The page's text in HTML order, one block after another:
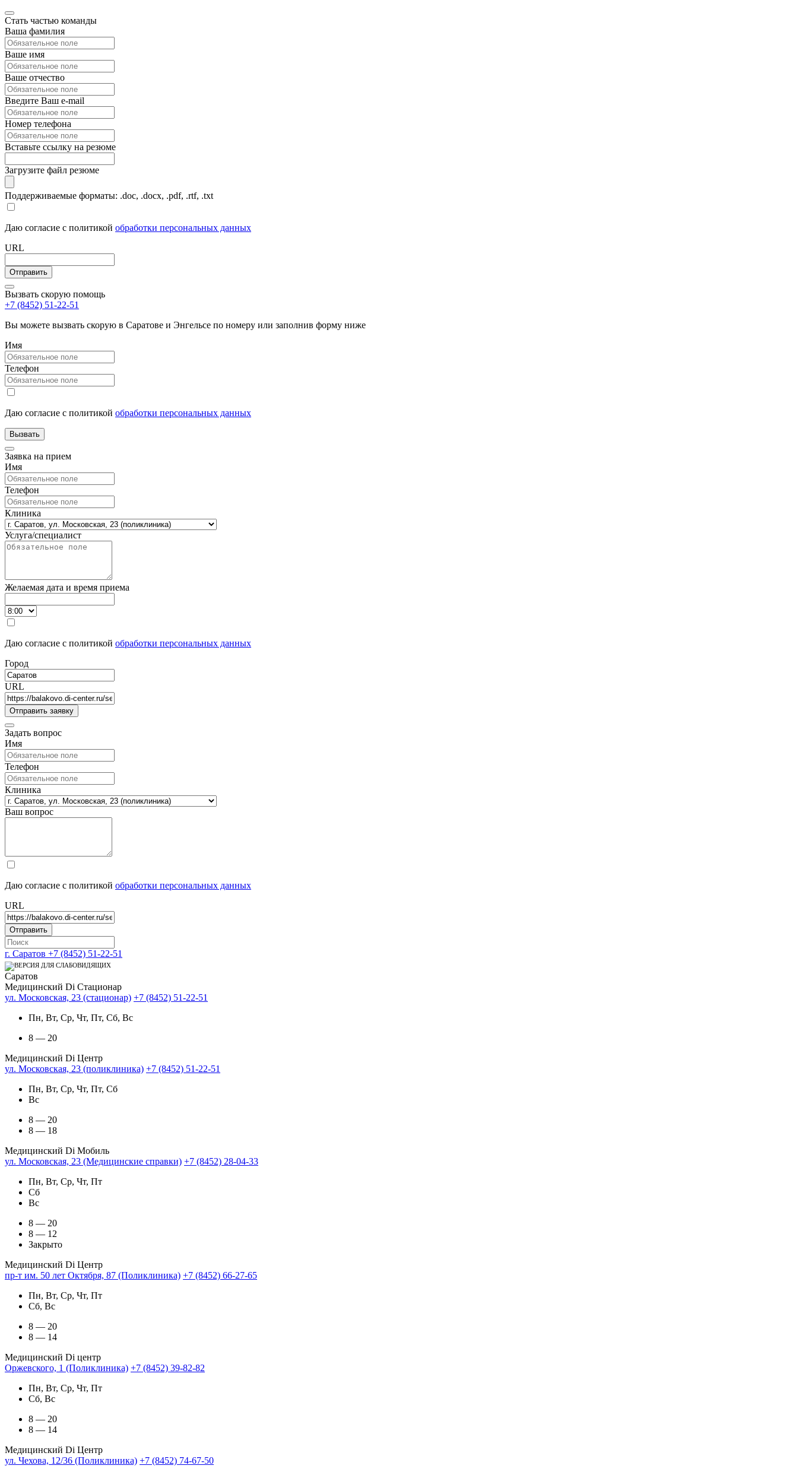
Стать частью команды
Ваша фамилия
Ваше имя
Ваше отчество
Введите Ваш e-mail
Номер телефона
Вставьте ссылку на резюме
Загрузите файл резюме
Поддерживаемые форматы: .doc, .docx, .pdf, .rtf, .txt
Даю согласие с политикой обработки персональных данных
URL
Вызвать скорую помощь
+7 (8452) 51-22-51
Вы можете вызвать скорую в Саратове и Энгельсе по номеру или заполнив форму ниже
Имя
Телефон
Даю согласие с политикой обработки персональных данных
Заявка на прием
Имя
Телефон
Клиника
Услуга/специалист
Желаемая дата и время приема
Даю согласие с политикой обработки персональных данных
Город
URL
Задать вопрос
Имя
Телефон
Клиника
Ваш вопрос
Даю согласие с политикой обработки персональных данных
URL
г. Саратов +7 (8452) 51-22-51
Саратов
Медицинский Di Стационар
ул. Московская, 23 (стационар) +7 (8452) 51-22-51
Пн, Вт, Ср, Чт, Пт, Сб, Вс
8 — 20
Медицинский Di Центр
ул. Московская, 23 (поликлиника) +7 (8452) 51-22-51
Пн, Вт, Ср, Чт, Пт, Сб
Вс
8 — 20
8 — 18
Медицинский Di Мобиль
ул. Московская, 23 (Медицинские справки) +7 (8452) 28-04-33
Пн, Вт, Ср, Чт, Пт
Сб
Вс
8 — 20
8 — 12
Закрыто
Медицинский Di Центр
пр-т им. 50 лет Октября, 87 (Поликлиника) +7 (8452) 66-27-65
Пн, Вт, Ср, Чт, Пт
Сб, Вс
8 — 20
8 — 14
Медицинский Di центр
Оржевского, 1 (Поликлиника) +7 (8452) 39-82-82
Пн, Вт, Ср, Чт, Пт
Сб, Вс
8 — 20
8 — 14
Медицинский Di Центр
ул. Чехова, 12/36 (Поликлиника) +7 (8452) 74-67-50